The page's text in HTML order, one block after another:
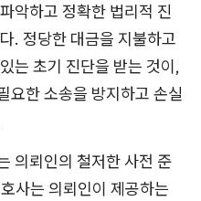
악하고 정확한 법리적 진
. 정당한 대금을 지불하고
는 초기 진단을 받는 것이,
요한 소송을 방지하고 손실
의뢰인의 철저한 사전 준
사는 의뢰인이 제공하는